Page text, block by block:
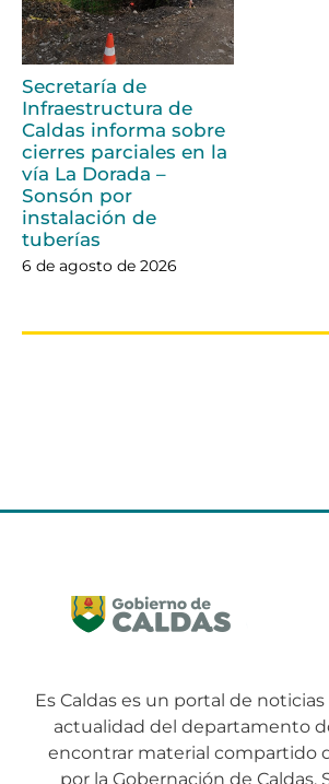
Secretaría de
Infraestructura de
Caldas informa sobre
cierres parciales en la
vía La Dorada –
Sonsón por
instalación de
tuberías
6 de agosto de 2026
Es Caldas es un portal de
actualidad del departamento
encontrar material compartido
por la Gobernación de Caldas.